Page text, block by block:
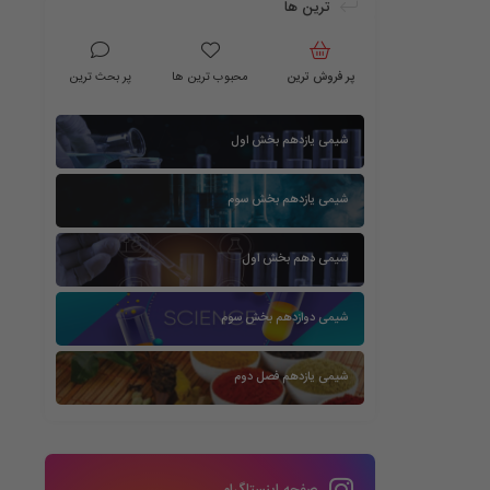
ترین ها
پر فروش ترین محبوب ترین ها پر بحث ترین
شیمی یازدهم بخش اول
شیمی یازدهم بخش سوم
شیمی دهم بخش اول
شیمی دوازدهم بخش سوم
شیمی یازدهم فصل دوم